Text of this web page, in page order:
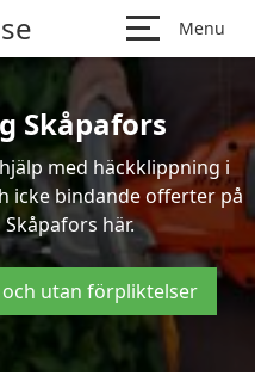
Menu
Skåpafors
med häckklippning i
icke bindande offerter på
här.
utan förpliktelser